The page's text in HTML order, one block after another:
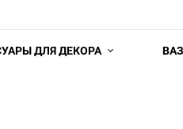
ДЛЯ ДЕКОРА